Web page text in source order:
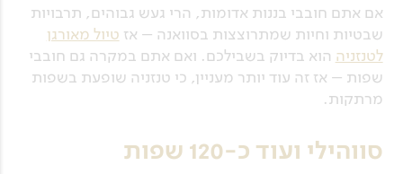
אם אתם חובבי בננות אדומות, הרי געש גבוהים, תרבויות
שבטיות וחיות שמתרוצצות בסוואנה – אז טיול מאורגן
לטנזניה הוא בדיוק בשבילכם. ואם אתם במקרה גם חובבי
שפות – אז זה עוד יותר מעניין, כי טנזניה שופעת בשפות
מרתקות.
סווהילי ועוד כ-120 שפות